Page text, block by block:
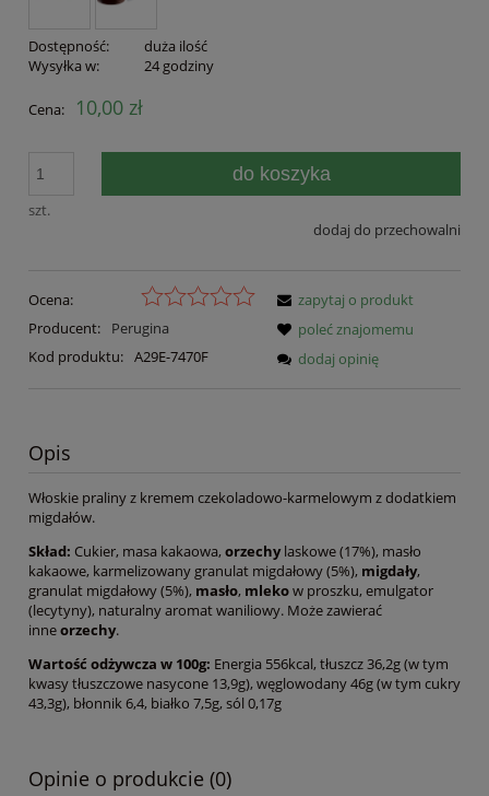
Dostępność:
duża ilość
Wysyłka w:
24 godziny
Cena: 10,00 zł
szt.
do koszyka
dodaj do przechowalni
Ocena:
Producent:
Perugina
Kod produktu: A29E-7470F
zapytaj o produkt
poleć znajomemu
dodaj opinię
Opis
Włoskie praliny z kremem czekoladowo-karmelowym z dodatkiem
migdałów.
Skład: Cukier, masa kakaowa, orzechylaskowe (17%), masło
kakaowe, karmelizowany granulat migdałowy (5%), migdały,
granulat migdałowy (5%), masło, mlekow proszku, emulgator
(lecytyny), naturalny aromat waniliowy. Może zawierać
inneorzechy.
Wartość odżywcza w 100g: Energia 556kcal, tłuszcz 36,2g (w tym
kwasy tłuszczowe nasycone 13,9g), węglowodany 46g (w tym cukry
43,3g), błonnik 6,4, białko 7,5g, sól 0,17g
Opinie o produkcie (0)